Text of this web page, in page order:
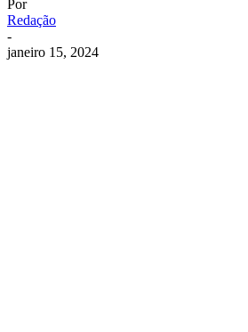
Por
Redação
-
janeiro 15, 2024